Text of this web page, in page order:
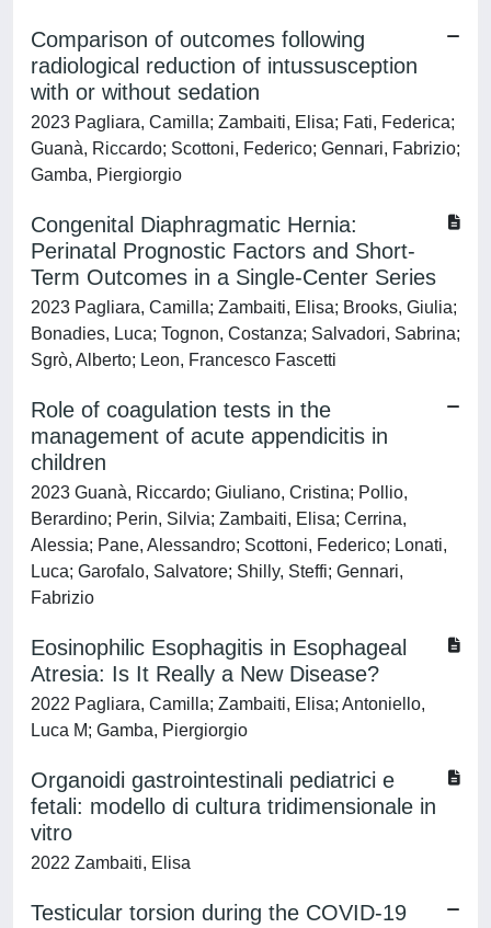
Comparison of outcomes following
radiological reduction of intussusception
with or without sedation
2023 Pagliara, Camilla; Zambaiti, Elisa; Fati, Federica;
Guanà, Riccardo; Scottoni, Federico; Gennari, Fabrizio;
Gamba, Piergiorgio
Congenital Diaphragmatic Hernia:
Perinatal Prognostic Factors and Short-
Term Outcomes in a Single-Center Series
2023 Pagliara, Camilla; Zambaiti, Elisa; Brooks, Giulia;
Bonadies, Luca; Tognon, Costanza; Salvadori, Sabrina;
Sgrò, Alberto; Leon, Francesco Fascetti
Role of coagulation tests in the
management of acute appendicitis in
children
2023 Guanà, Riccardo; Giuliano, Cristina; Pollio,
Berardino; Perin, Silvia; Zambaiti, Elisa; Cerrina,
Alessia; Pane, Alessandro; Scottoni, Federico; Lonati,
Luca; Garofalo, Salvatore; Shilly, Steffi; Gennari,
Fabrizio
Eosinophilic Esophagitis in Esophageal
Atresia: Is It Really a New Disease?
2022 Pagliara, Camilla; Zambaiti, Elisa; Antoniello,
Luca M; Gamba, Piergiorgio
Organoidi gastrointestinali pediatrici e
fetali: modello di cultura tridimensionale in
vitro
2022 Zambaiti, Elisa
Testicular torsion during the COVID-19